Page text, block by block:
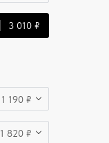
3 010 ₽
1 190 ₽
1 820 ₽